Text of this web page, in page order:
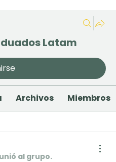
Latam
Archivos Miembros
al grupo.